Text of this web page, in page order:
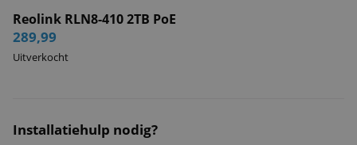
Reolink RLN8-410 2TB PoE
289,99
Uitverkocht
Installatiehulp nodig?